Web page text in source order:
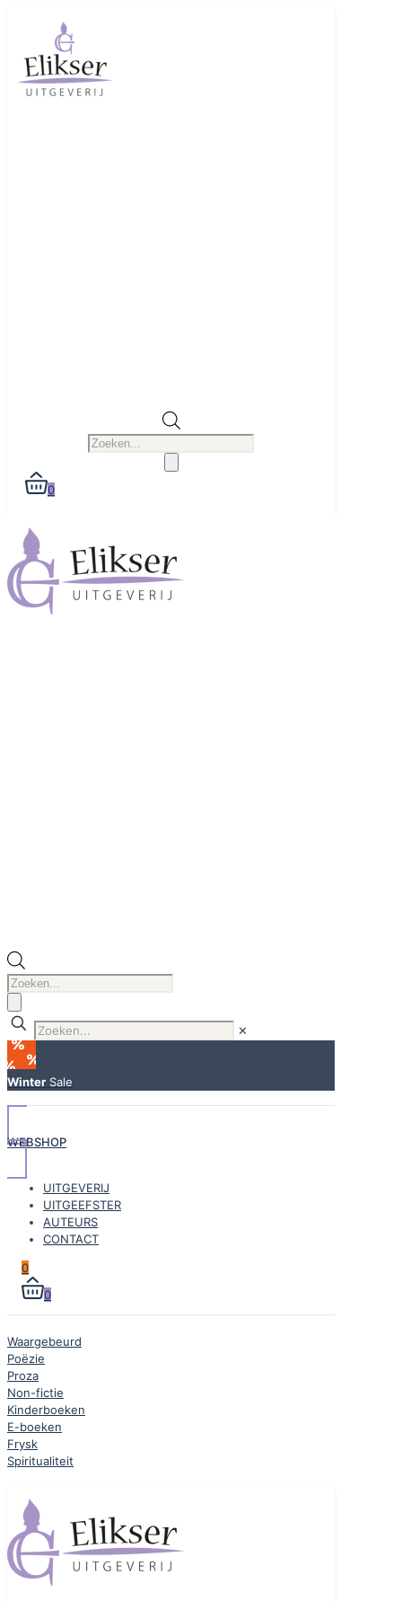
Producten
0
Producten
zoeken
✕
Winter Sale
WEBSHOP
UITGEVERIJ
UITGEEFSTER
AUTEURS
CONTACT
0
0
Waargebeurd
Poëzie
Proza
Non-fictie
Kinderboeken
E-boeken
Frysk
Spiritualiteit